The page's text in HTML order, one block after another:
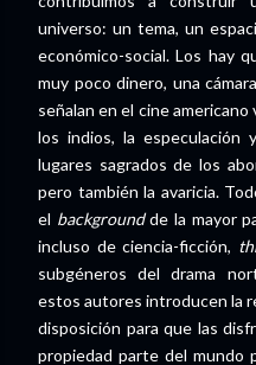
universo: un tema, un
económico-social. Los hay
muy poco dinero, una
señalan en el cine
los indios, la especulación
lugares sagrados de los
pero también la avaricia.
el backgroundde la mayor
incluso de ciencia-ficción,
subgéneros del drama
estos autores introducen la
disposición para que las
propiedad parte del mundo